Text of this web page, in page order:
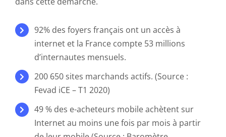
92% des foyers français ont un accès à
internet et la France compte 53 millions
d’internautes mensuels.
200 650 sites marchands actifs. (Source :
Fevad iCE – T1 2020)
49 % des e-acheteurs mobile achètent sur
Internet au moins une fois par mois à partir